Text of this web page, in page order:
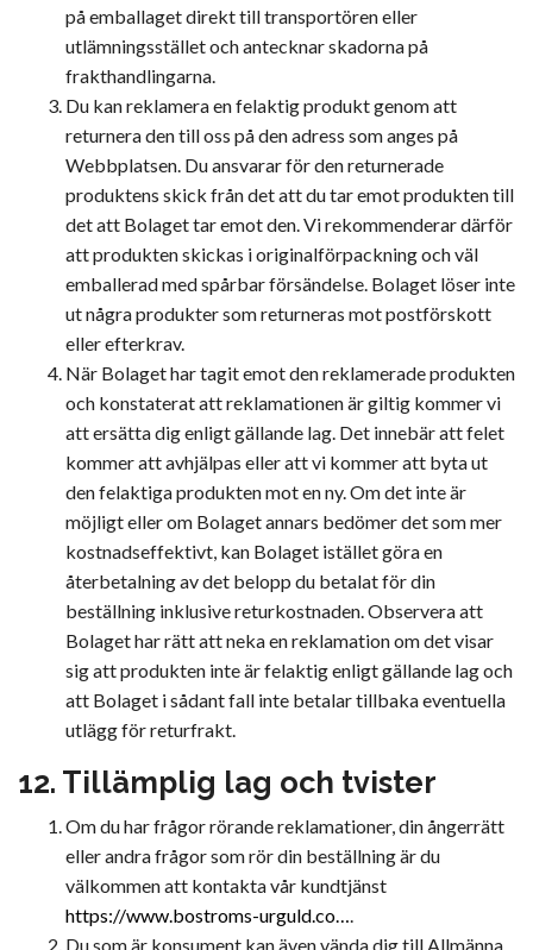
på emballaget direkt till transportören eller
utlämningsstället och antecknar skadorna på
frakthandlingarna.
Du kan reklamera en felaktig produkt genom att
returnera den till oss på den adress som anges på
Webbplatsen. Du ansvarar för den returnerade
produktens skick från det att du tar emot produkten till
det att Bolaget tar emot den. Vi rekommenderar därför
att produkten skickas i originalförpackning och väl
emballerad med spårbar försändelse. Bolaget löser inte
ut några produkter som returneras mot postförskott
eller efterkrav.
När Bolaget har tagit emot den reklamerade produkten
och konstaterat att reklamationen är giltig kommer vi
att ersätta dig enligt gällande lag. Det innebär att felet
kommer att avhjälpas eller att vi kommer att byta ut
den felaktiga produkten mot en ny. Om det inte är
möjligt eller om Bolaget annars bedömer det som mer
kostnadseffektivt, kan Bolaget istället göra en
återbetalning av det belopp du betalat för din
beställning inklusive returkostnaden. Observera att
Bolaget har rätt att neka en reklamation om det visar
sig att produkten inte är felaktig enligt gällande lag och
att Bolaget i sådant fall inte betalar tillbaka eventuella
utlägg för returfrakt.
12. Tillämplig lag och tvister
Om du har frågor rörande reklamationer, din ångerrätt
eller andra frågor som rör din beställning är du
välkommen att kontakta vår kundtjänst
https://www.bostroms-urguld.co….
Du som är konsument kan även vända dig till Allmänna